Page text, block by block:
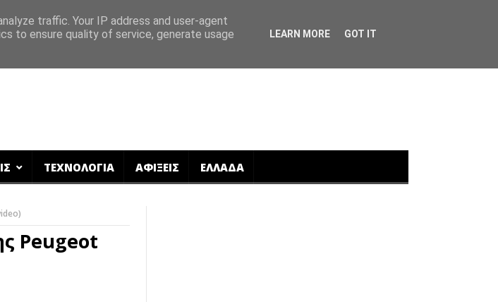
ΤΕΧΝΟΛΟΓΙΑ ΑΦΙΞΕΙΣ ΕΛΛΑΔΑ
Peugeot
traffic. Your IP address and user-agent
to ensure quality of service, generate usage
LEARN MORE GOT IT